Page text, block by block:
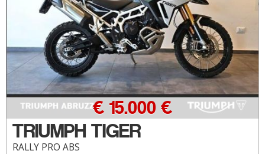
TRIUMPH TIGER
RALLY PRO ABS
€ 15.000 €